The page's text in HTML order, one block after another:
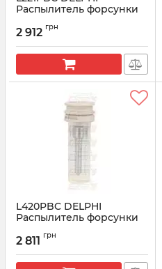
Распылитель форсунки
Артикул:
2 912 грн
L420PBC DELPHI
Распылитель форсунки
Артикул:
2 811 грн